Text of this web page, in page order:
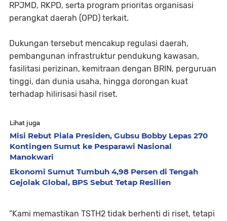
RPJMD, RKPD, serta program prioritas organisasi
perangkat daerah (OPD) terkait.
Dukungan tersebut mencakup regulasi daerah,
pembangunan infrastruktur pendukung kawasan,
fasilitasi perizinan, kemitraan dengan BRIN, perguruan
tinggi, dan dunia usaha, hingga dorongan kuat
terhadap hilirisasi hasil riset.
Lihat juga
Misi Rebut Piala Presiden, Gubsu Bobby Lepas 270
Kontingen Sumut ke Pesparawi Nasional
Manokwari
Ekonomi Sumut Tumbuh 4,98 Persen di Tengah
Gejolak Global, BPS Sebut Tetap Resilien
“Kami memastikan TSTH2 tidak berhenti di riset, tetapi